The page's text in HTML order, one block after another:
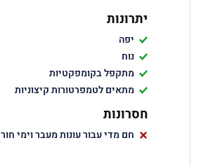
יתרונות
יפה
נוח
מתקפל בקומפקטיות
מתאים לטמפרטורות קיצוניות
חסרונות
חם מדי עבור עונות מעבר וימי